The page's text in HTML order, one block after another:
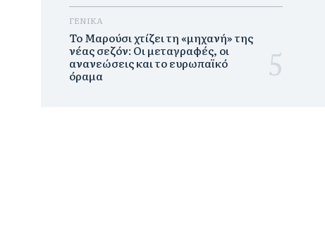
ΓΕΝΙΚΑ
Το Μαρούσι χτίζει τη «μηχανή» της
νέας σεζόν: Οι μεταγραφές, οι
ανανεώσεις και το ευρωπαϊκό
όραμα